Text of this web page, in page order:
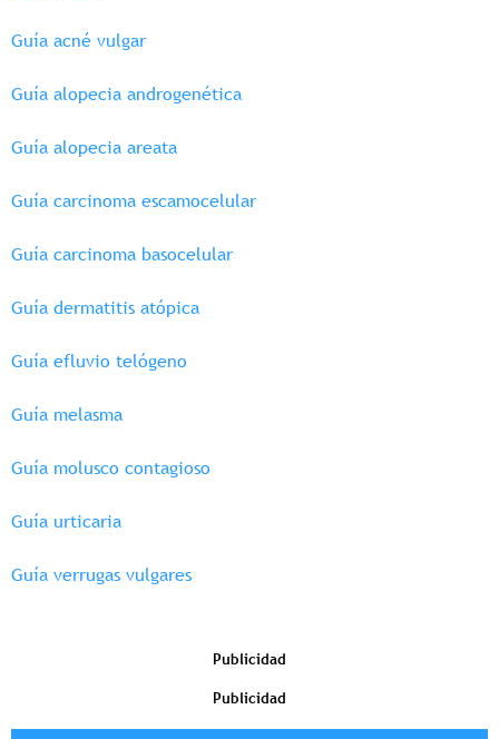
Guía acné vulgar
Guía alopecia androgenética
Guía alopecia areata
Guía carcinoma escamocelular
Guía carcinoma basocelular
Guía dermatitis atópica
Guía efluvio telógeno
Guía melasma
Guía molusco contagioso
Guía urticaria
Guía verrugas vulgares
Publicidad
Publicidad